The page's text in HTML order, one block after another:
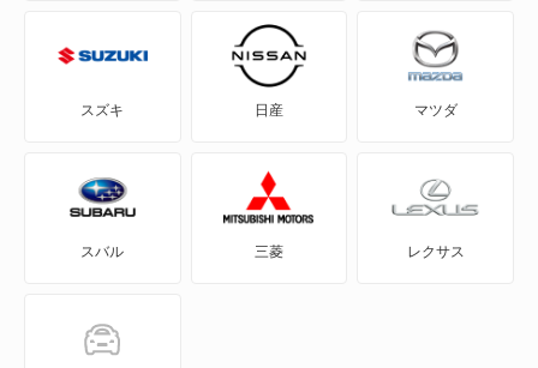
C4 カクタス
C4 ピカソ
スズキ 日産 マツダ
スバル 三菱 レクサス